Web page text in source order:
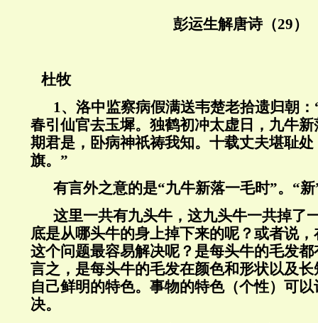
彭运生解唐诗（29）
杜牧
1、洛中监察病假满送韦楚老拾遗归朝：
春引仙官去玉墀。独鹤初冲太虚日，九牛
期君是，卧病神祇祷我知。十载丈夫堪耻
旗。 ”
有言外之意的是“九牛新落一毛时”。 “新
这里一共有九头牛，这九头牛一共掉了
底是从哪头牛的身上掉下来的呢？或者说
这个问题最容易解决呢？是每头牛的毛发
言之，是每头牛的毛发在颜色和形状以及
自己鲜明的特色。事物的特色（个性）可
决。